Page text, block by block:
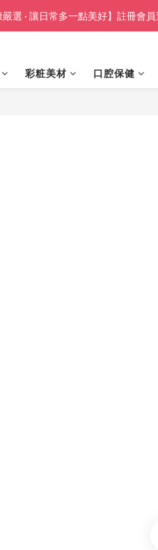
選 · 讓日常多一點美好】註冊會
彩粧美材 口腔保健